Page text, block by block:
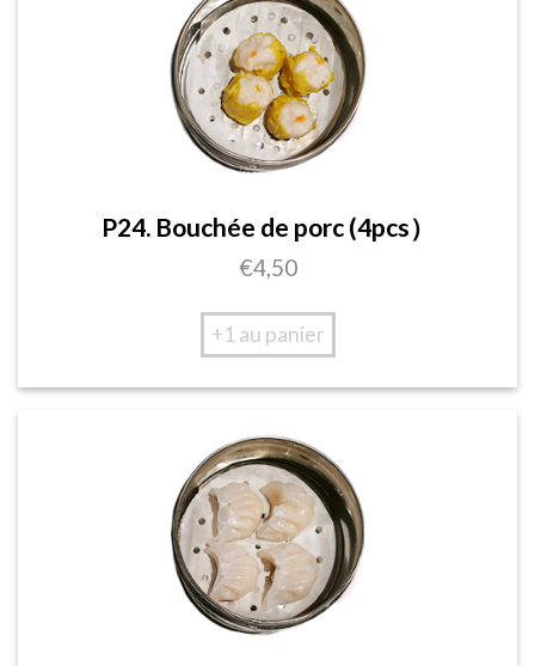
P24. Bouchée de porc (4pcs）
€4,50
+1 au panier